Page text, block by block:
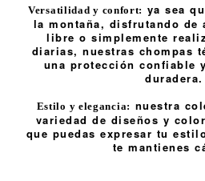
Versatilidad y confort: ya sea
la montaña, disfrutando de
libre o simplemente
diarias, nuestras chompas
una protección confiable
duradera.
Estilo y elegancia: nuestra
variedad de diseños y
que puedas expresar tu
te mantienes